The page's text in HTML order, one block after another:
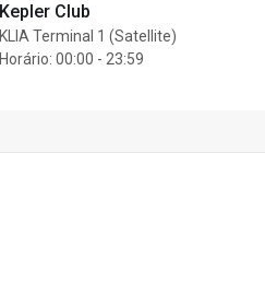
Kepler Club
KLIA Terminal 1 (Satellite)
Horário: 00:00 - 23:59